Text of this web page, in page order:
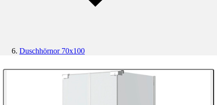
Duschhörnor 70x100